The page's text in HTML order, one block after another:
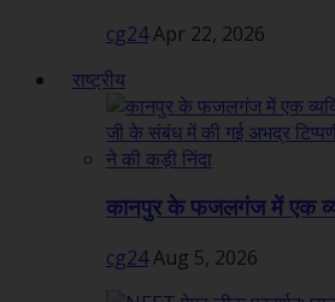
cg24Apr 22, 2026
राष्ट्रीय
कानपुर के फजलगंज में एक
cg24Aug 5, 2026